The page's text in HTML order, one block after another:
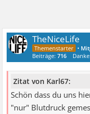
TheNiceLife
•
Beiträge:716 Danke:
Zitat von Karl67:
Schön dass du uns
"nur" Blutdruck